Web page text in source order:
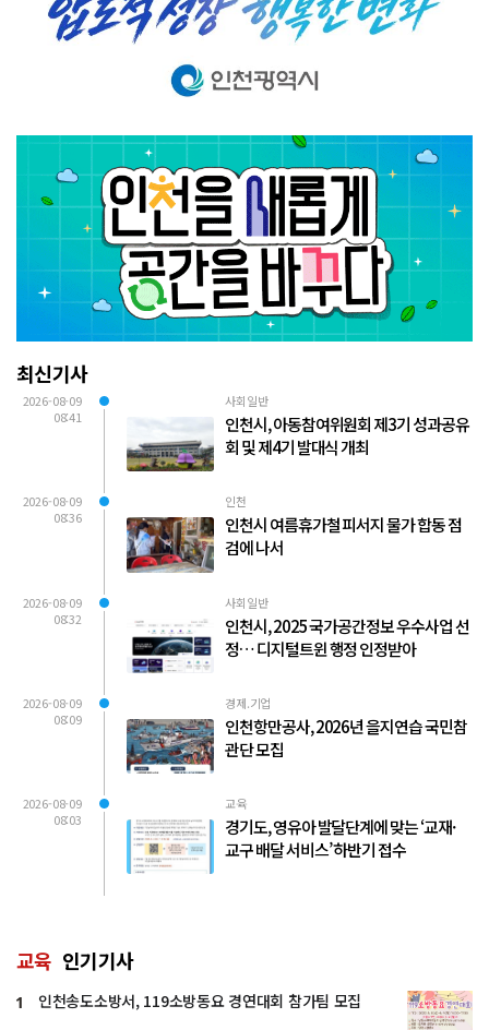
최신기사
2026-08-09
08:41
사회일반
인천시, 아동참여위원회 제3기 성과공유
회 및 제4기 발대식 개최
2026-08-09
08:36
인천
인천시 여름휴가철 피서지 물가 합동 점
검에 나서
2026-08-09
08:32
사회일반
인천시, 2025 국가공간정보 우수사업 선
정… 디지털트윈 행정 인정받아
2026-08-09
08:09
경제.기업
인천항만공사, 2026년 을지연습 국민참
관단 모집
2026-08-09
08:03
교육
경기도, 영유아 발달단계에 맞는 ‘교재·
교구 배달 서비스’ 하반기 접수
교육 인기기사
1 인천송도소방서, 119소방동요 경연대회 참가팀 모집